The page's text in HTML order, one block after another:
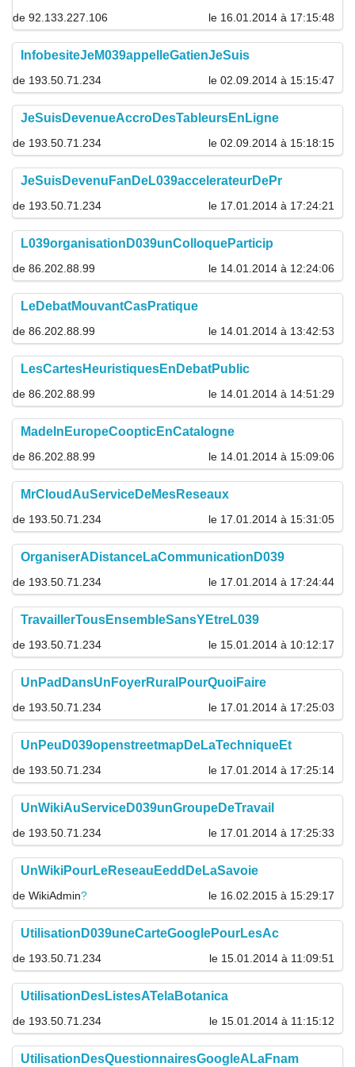
le 16.01.2014 à 17:15:48
de 92.133.227.106
InfobesiteJeM039appelleGatienJeSuis
le 02.09.2014 à 15:15:47
de 193.50.71.234
JeSuisDevenueAccroDesTableursEnLigne
le 02.09.2014 à 15:18:15
de 193.50.71.234
JeSuisDevenuFanDeL039accelerateurDePr
le 17.01.2014 à 17:24:21
de 193.50.71.234
L039organisationD039unColloqueParticip
le 14.01.2014 à 12:24:06
de 86.202.88.99
LeDebatMouvantCasPratique
le 14.01.2014 à 13:42:53
de 86.202.88.99
LesCartesHeuristiquesEnDebatPublic
le 14.01.2014 à 14:51:29
de 86.202.88.99
MadeInEuropeCoopticEnCatalogne
le 14.01.2014 à 15:09:06
de 86.202.88.99
MrCloudAuServiceDeMesReseaux
le 17.01.2014 à 15:31:05
de 193.50.71.234
OrganiserADistanceLaCommunicationD039
le 17.01.2014 à 17:24:44
de 193.50.71.234
TravaillerTousEnsembleSansYEtreL039
le 15.01.2014 à 10:12:17
de 193.50.71.234
UnPadDansUnFoyerRuralPourQuoiFaire
le 17.01.2014 à 17:25:03
de 193.50.71.234
UnPeuD039openstreetmapDeLaTechniqueEt
le 17.01.2014 à 17:25:14
de 193.50.71.234
UnWikiAuServiceD039unGroupeDeTravail
le 17.01.2014 à 17:25:33
de 193.50.71.234
UnWikiPourLeReseauEeddDeLaSavoie
le 16.02.2015 à 15:29:17
de WikiAdmin?
UtilisationD039uneCarteGooglePourLesAc
le 15.01.2014 à 11:09:51
de 193.50.71.234
UtilisationDesListesATelaBotanica
le 15.01.2014 à 11:15:12
de 193.50.71.234
UtilisationDesQuestionnairesGoogleALaFnam